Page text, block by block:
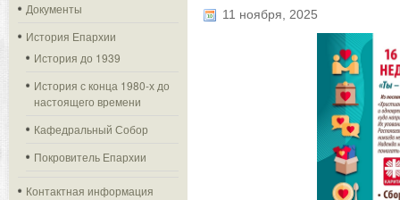
Документы
История Епархии
История до 1939
История с конца 1980-х до
настоящего времени
Кафедральный Собор
Покровитель Епархии
Контактная информация
11 ноября, 2025